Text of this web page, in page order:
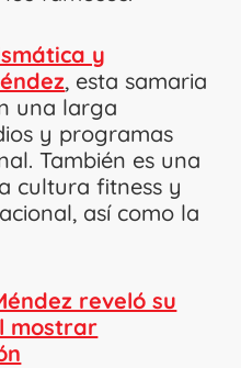
y
, esta samaria
una larga
y programas
También es una
cultura fitness y
así como la
reveló su
mostrar